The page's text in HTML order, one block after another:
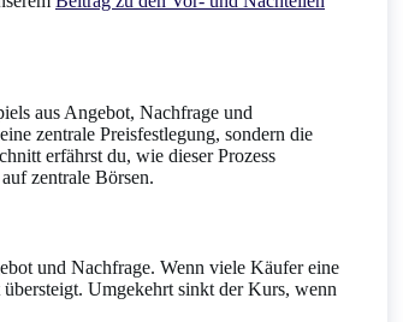
aus Angebot, Nachfrage und
zentrale Preisfestlegung, sondern die
erfährst du, wie dieser Prozess
zentrale Börsen.
und Nachfrage. Wenn viele Käufer eine
Umgekehrt sinkt der Kurs, wenn